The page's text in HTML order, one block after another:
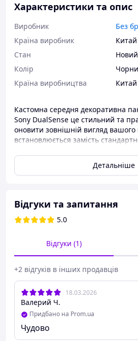
Характеристики та опис
Виробник
Без
Країна виробник
Китай
Стан
Новий
Колір
Країна виробництва
Китай
Кастомна середня декоративна
Sony DualSense це стильний та
оновити зовнішній вигляд
встановлюється замість
замінити пошкоджену оригінальну
Ця середня накладка корпусу
Для встановлення достатньо зняти
декоративну вставку й установити
медіатором тощо).
Металеві викрутки або ножі
– вони можуть залишити
Детальніше
Відгуки та запитання
5.0
Відгуки (1)
+2 відгуків в інших продавців
18.03.2026
Валерий Ч.
Придбано на Prom.ua
Чудово